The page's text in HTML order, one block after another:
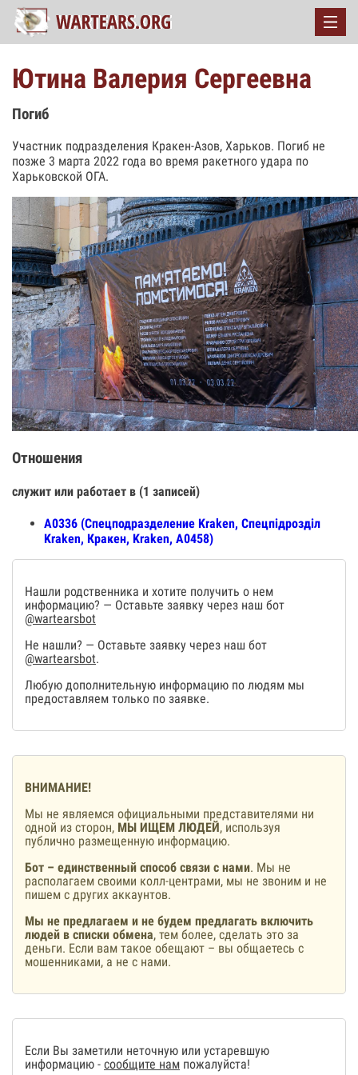
Ютина Валерия Сергеевна
Погиб
Участник подразделения Кракен-Азов, Харьков. Погиб не
позже 3 марта 2022 года во время ракетного удара по
Харьковской ОГА.
Отношения
служит или работает в (1 записей)
А0336 (Спецподразделение Kraken, Спецпiдроздiл
Kraken, Кракен, Kraken, А0458)
Нашли родственника и хотите получить о нем
информацию? — Оставьте заявку через наш бот
@wartearsbot
Не нашли? — Оставьте заявку через наш бот
@wartearsbot.
Любую дополнительную информацию по людям мы
предоставляем только по заявке.
ВНИМАНИЕ!
Мы не являемся официальными представителями ни
одной из сторон, МЫ ИЩЕМ ЛЮДЕЙ, используя
публично размещенную информацию.
Бот – единственный способ связи с нами. Мы не
располагаем своими колл-центрами, мы не звоним и не
пишем с других аккаунтов.
Мы не предлагаем и не будем предлагать включить
людей в списки обмена, тем более, сделать это за
деньги. Если вам такое обещают – вы общаетесь с
мошенниками, а не с нами.
Если Вы заметили неточную или устаревшую
информацию - сообщите нам пожалуйста!